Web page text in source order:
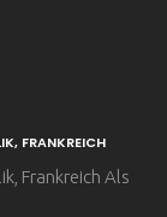
FRANKREICH
Frankreich Als